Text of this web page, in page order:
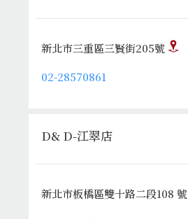
新北市三重區三賢街205號
02-28570861
D& D-江翠店
新北市板橋區雙十路二段108 號